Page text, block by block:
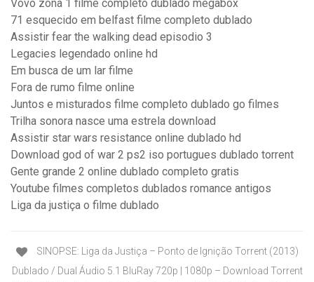
Vovó zona 1 filme completo dublado megabox
71 esquecido em belfast filme completo dublado
Assistir fear the walking dead episodio 3
Legacies legendado online hd
Em busca de um lar filme
Fora de rumo filme online
Juntos e misturados filme completo dublado go filmes
Trilha sonora nasce uma estrela download
Assistir star wars resistance online dublado hd
Download god of war 2 ps2 iso portugues dublado torrent
Gente grande 2 online dublado completo gratis
Youtube filmes completos dublados romance antigos
Liga da justiça o filme dublado
SINOPSE: Liga da Justiça – Ponto de Ignição Torrent (2013)
Dublado / Dual Áudio 5.1 BluRay 720p | 1080p – Download Torrent